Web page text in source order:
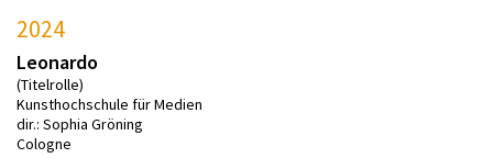
2024
Leonardo
(Titelrolle)
Kunsthochschule für Medien
dir.: Sophia Gröning
Cologne